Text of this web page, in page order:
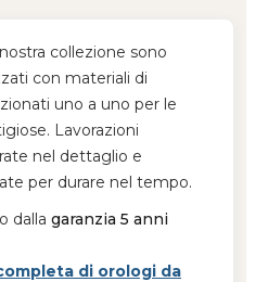
collezione sono
con materiali di
uno a uno per le
Lavorazioni
nel dettaglio e
per durare nel tempo.
dalla garanzia 5 anni
di orologi da